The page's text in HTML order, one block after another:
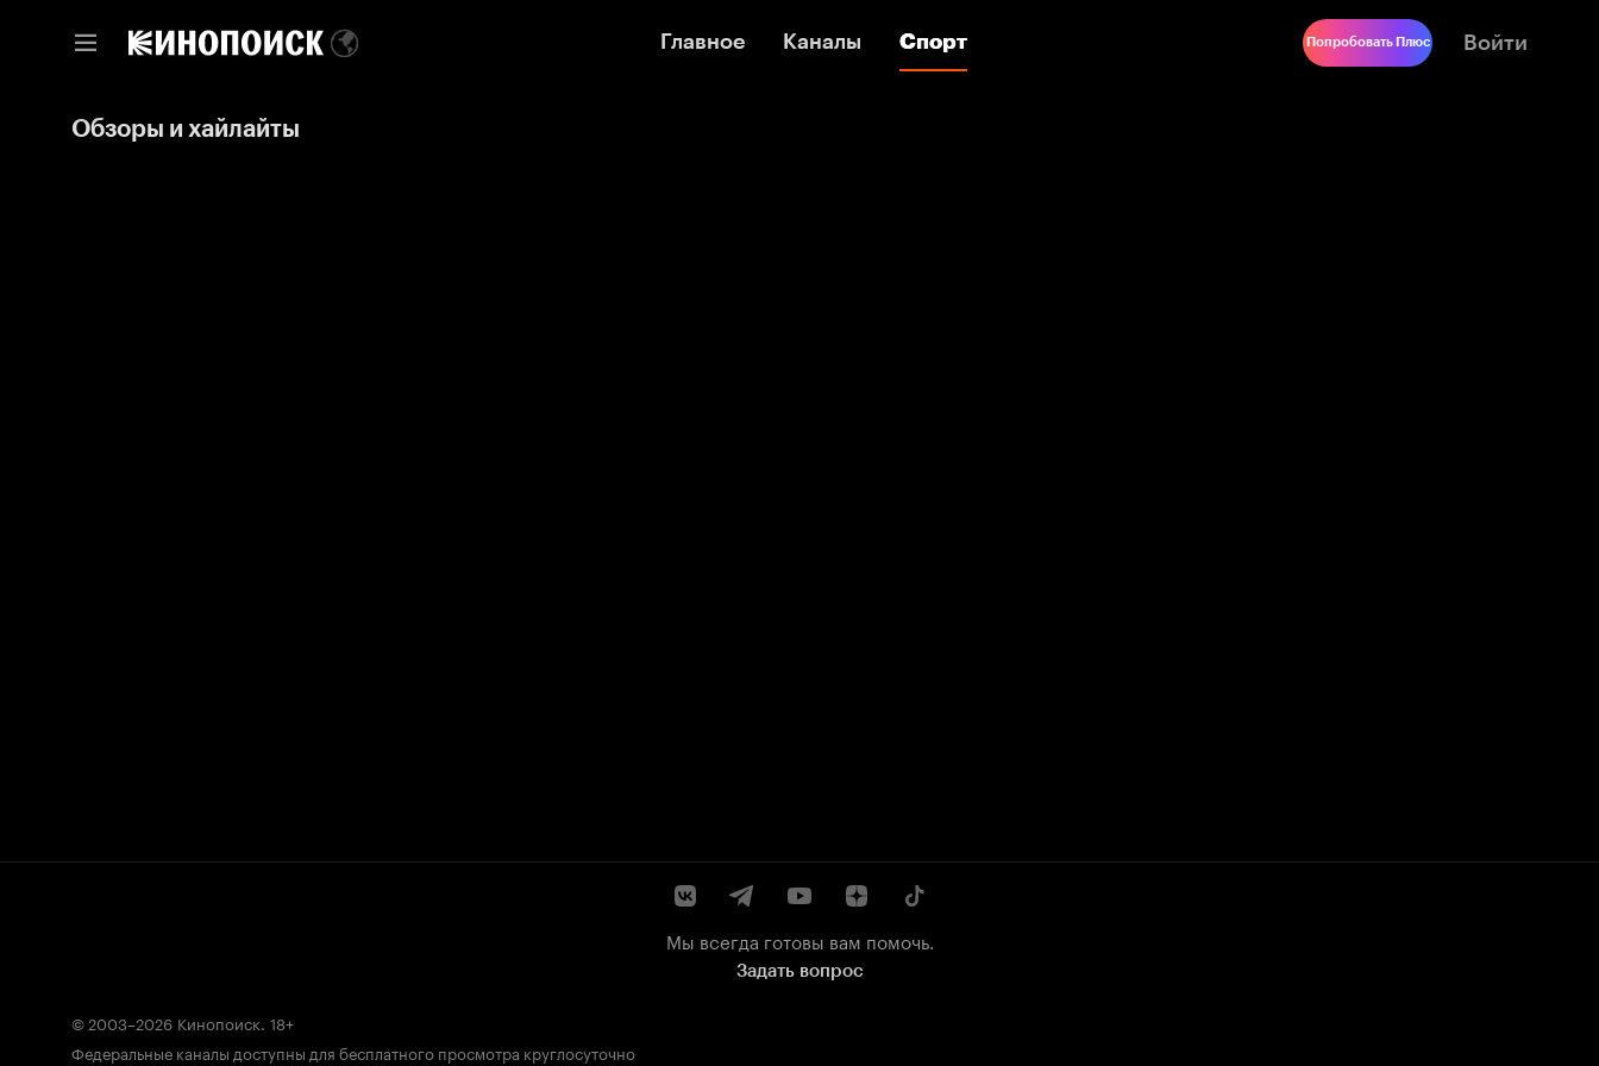
Главное Каналы Спорт
Главное Каналы Спорт Попробовать Плюс Войти
Обзоры и хайлайты
Мы всегда готовы вам помочь.
Задать вопрос
© 2003–2026 Кинопоиск. 18+
Федеральные каналы доступны для бесплатного просмотра круглосуточно